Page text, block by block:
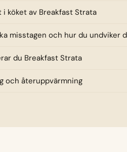
köket av Breakfast Strata
misstagen och hur du undviker
du Breakfast Strata
och återuppvärmning